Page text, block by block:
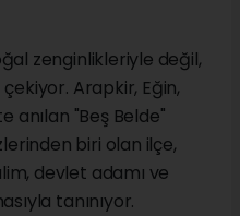
zenginlikleriyle değil,
Arapkir, Eğin,
anılan "Beş Belde"
biri olan ilçe,
devlet adamı ve
tanınıyor.